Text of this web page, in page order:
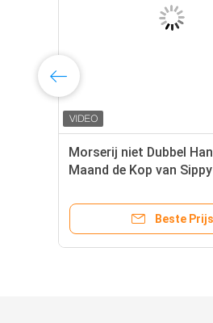
Morserij niet Dubbel
Maand de Kop van
Beste Prijs